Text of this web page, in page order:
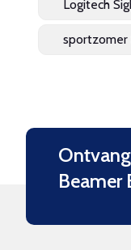
Logitech
sportzomer
Beamer